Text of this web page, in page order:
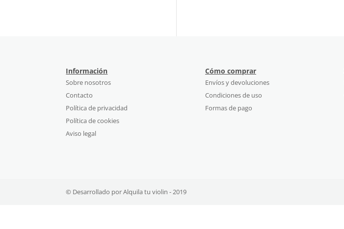
Información
Sobre nosotros
Contacto
Política de privacidad
Política de cookies
Aviso legal
Cómo comprar
Envíos y devoluciones
Condiciones de uso
Formas de pago
© Desarrollado por Alquila tu violin - 2019